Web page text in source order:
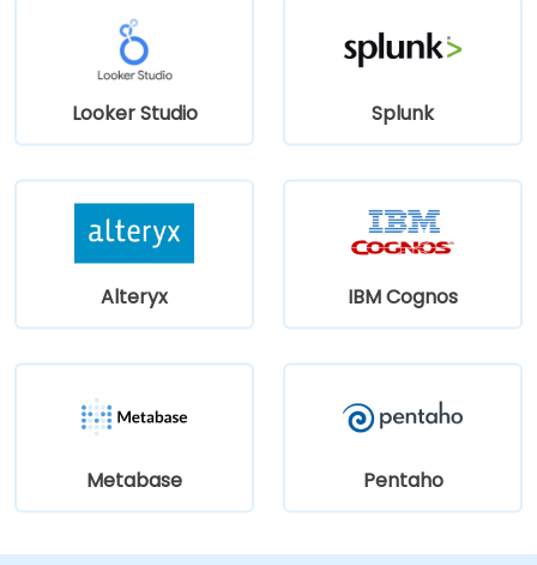
Looker Studio Splunk
Alteryx IBM Cognos
Metabase Pentaho